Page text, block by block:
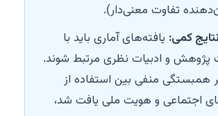
تفاوت معنی‌دار).
کمی: یافته‌های آماری باید با
پژوهش و ادبیات نظری مرتبط شوند.
همبستگی منفی بین استفاده از
اجتماعی و هویت ملی یافت شد،